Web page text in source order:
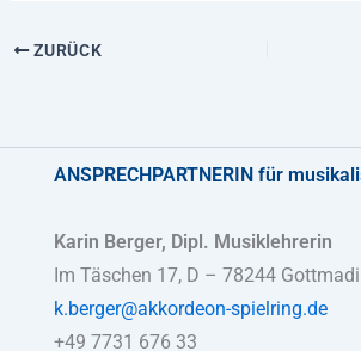
ZURÜCK
ANSPRECHPARTNERIN für
Karin Berger, Dipl. Musiklehrerin
Im Täschen 17, D – 78244
k.berger@akkordeon-spielring.de
+49 7731 676 33